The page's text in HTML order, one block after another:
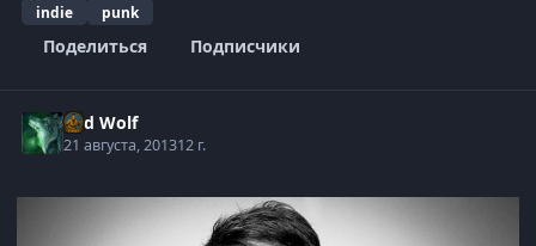
indie punk
Поделиться Подписчики
Bad Wolf
21 августа, 201312 г.